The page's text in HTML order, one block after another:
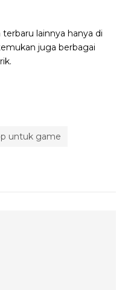
lainnya hanya di
juga berbagai
untuk game